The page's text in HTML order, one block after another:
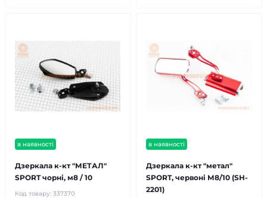
в наявності
Дзеркала к-кт "МЕТАЛ"
SPORT чорні, м8 / 10
Код товару: 337370
в наявності
Дзеркала к-кт "метал"
SPORT, червоні М8/10 (SH-
2201)